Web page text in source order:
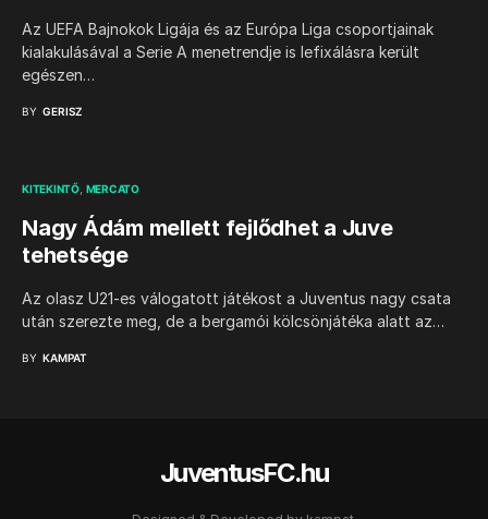
Az UEFA Bajnokok Ligája és az Európa Liga csoportjainak
kialakulásával a Serie A menetrendje is lefixálásra került
egészen…
BY GERISZ
KITEKINTŐ MERCATO
Nagy Ádám mellett fejlődhet a Juve
tehetsége
Az olasz U21-es válogatott játékost a Juventus nagy csata
után szerezte meg, de a bergamói kölcsönjátéka alatt az…
BY KAMPAT
JuventusFC.hu